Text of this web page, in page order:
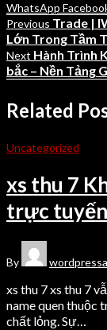
WhatsApp
Previous Trade |
Lớn Trong Tầm
Next Hành Trình
bắc – Nền Tảng
Related
Uncategorized
xs thu 7
trực
By
xs thu 7 xs thu 7
name quen
chất lỏng. Sự…